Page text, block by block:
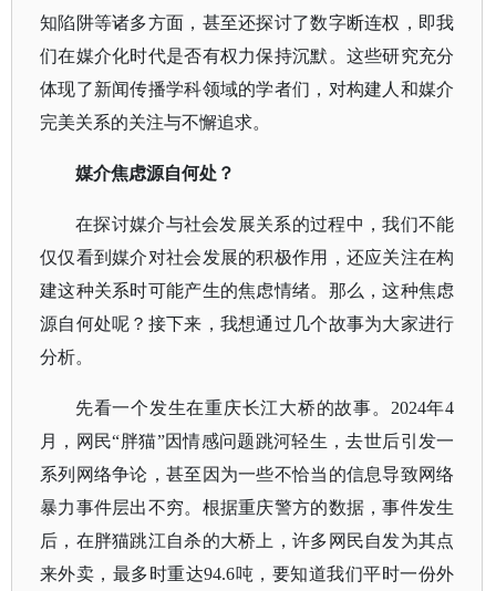
知陷阱等诸多方面，甚至还探讨了数字断连权，即我
们在媒介化时代是否有权力保持沉默。这些研究充分
体现了新闻传播学科领域的学者们，对构建人和媒介
完美关系的关注与不懈追求。
媒介焦虑源自何处？
在探讨媒介与社会发展关系的过程中，我们不能
仅仅看到媒介对社会发展的积极作用，还应关注在构
建这种关系时可能产生的焦虑情绪。那么，这种焦虑
源自何处呢？接下来，我想通过几个故事为大家进行
分析。
先看一个发生在重庆长江大桥的故事。 2024年4
月，网民“胖猫”因情感问题跳河轻生，去世后引发一
系列网络争论，甚至因为一些不恰当的信息导致网络
暴力事件层出不穷。根据重庆警方的数据，事件发生
后，在胖猫跳江自杀的大桥上，许多网民自发为其点
来外卖，最多时重达94.6吨，要知道我们平时一份外